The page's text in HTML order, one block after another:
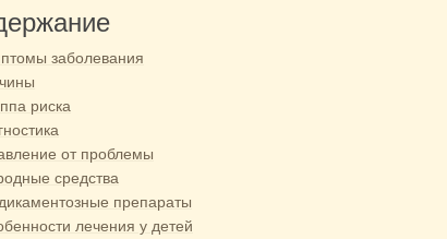
заболевания
риска
от проблемы
средства
препараты
лечения у детей